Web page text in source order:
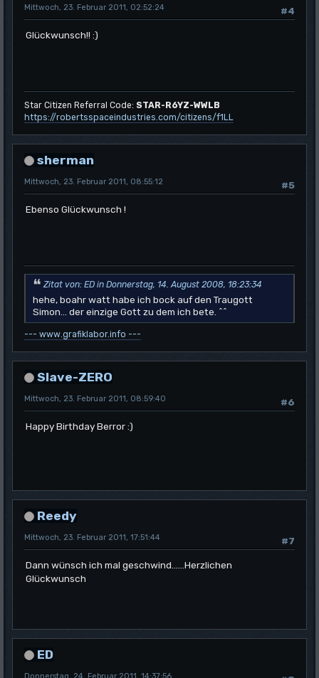
#4
Mittwoch, 23. Februar 2011, 02:52:24
Glückwunsch!! :)
Star Citizen Referral Code: STAR-R6YZ-WWLB
https://robertsspaceindustries.com/citizens/f1LL
sherman
#5
Mittwoch, 23. Februar 2011, 08:55:12
Ebenso Glückwunsch !
Zitat von: ED in Donnerstag, 14. August 2008, 18:23:34
hehe, boahr watt habe ich bock auf den Traugott
Simon... der einzige Gott zu dem ich bete. ^^
--- www.grafiklabor.info ---
Slave-ZERO
#6
Mittwoch, 23. Februar 2011, 08:59:40
Happy Birthday Berror :)
Reedy
#7
Mittwoch, 23. Februar 2011, 17:51:44
Dann wünsch ich mal geschwind......Herzlichen
Glückwunsch
ED
Donnerstag, 24. Februar 2011, 14:37:56